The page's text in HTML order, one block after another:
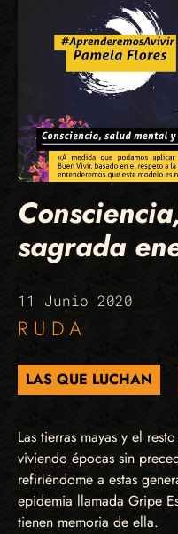
sagrada
11 Junio 2020
RUDA
LAS QUE LUCHAN
Las tierras mayas y el
viviendo épocas sin
refiriéndome a estas
epidemia llamada Gripe
tienen memoria de ella.